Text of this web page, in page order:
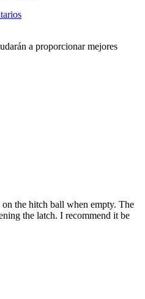
a proporcionar mejores
the hitch ball when empty. The
the latch. I recommend it be